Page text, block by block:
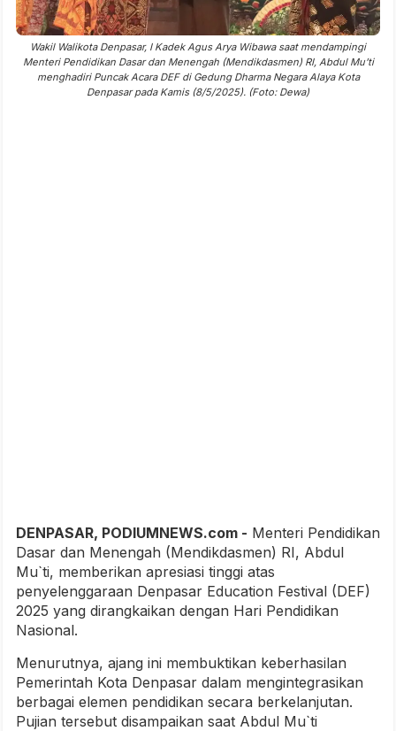
Wakil Walikota Denpasar, I Kadek Agus Arya Wibawa saat mendampingi
Menteri Pendidikan Dasar dan Menengah (Mendikdasmen) RI, Abdul Mu’ti
menghadiri Puncak Acara DEF di Gedung Dharma Negara Alaya Kota
Denpasar pada Kamis (8/5/2025). (Foto: Dewa)
DENPASAR, PODIUMNEWS.com - Menteri Pendidikan
Dasar dan Menengah (Mendikdasmen) RI, Abdul
Mu`ti, memberikan apresiasi tinggi atas
penyelenggaraan Denpasar Education Festival (DEF)
2025 yang dirangkaikan dengan Hari Pendidikan
Nasional.
Menurutnya, ajang ini membuktikan keberhasilan
Pemerintah Kota Denpasar dalam mengintegrasikan
berbagai elemen pendidikan secara berkelanjutan.
Pujian tersebut disampaikan saat Abdul Mu`ti